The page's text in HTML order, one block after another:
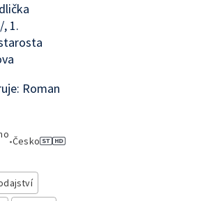
1.
Roman
•Česko